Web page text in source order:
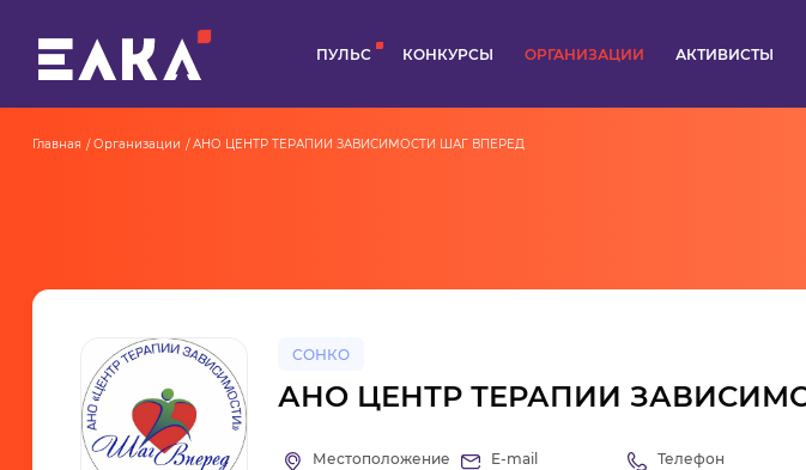
ПУЛЬС КОНКУРСЫ ОРГАНИЗАЦИИ АКТИВИСТЫ
ПРОЕКТЫ
Главная Организации АНО ЦЕНТР ТЕРАПИИ ЗАВИСИМОСТИ ШАГ ВПЕРЕД
СОНКО
АНО ЦЕНТР ТЕРАПИИ
Местоположение E-mail Телефон